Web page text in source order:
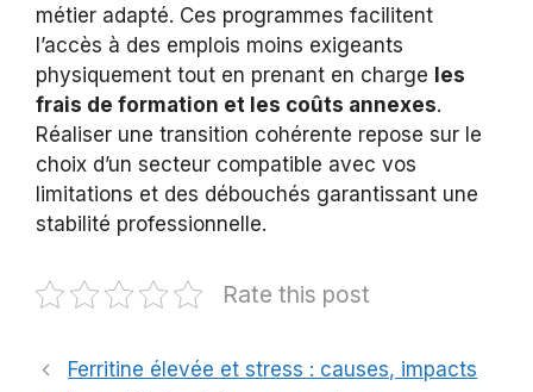
métier adapté. Ces programmes facilitent
l’accès à des emplois moins exigeants
physiquement tout en prenant en charge les
frais de formation et les coûts annexes.
Réaliser une transition cohérente repose sur le
choix d’un secteur compatible avec vos
limitations et des débouchés garantissant une
stabilité professionnelle.
Rate this post
Ferritine élevée et stress : causes, impacts